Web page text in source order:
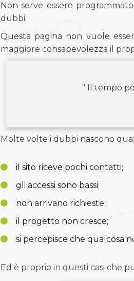
Non serve essere
dubbi.
Questa pagina non vuole
maggiore consapevolezza il
" Il tempo
Molte volte i dubbi nascono
il sito riceve pochi contatti;
gli accessi sono bassi;
non arrivano richieste;
il progetto non cresce;
si percepisce che qualcosa
Ed è proprio in questi casi che